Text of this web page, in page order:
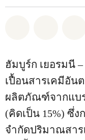
ฮัมบูร์ก เยอรมนี –
เปื้อนสารเคมีอั
ผลิตภัณฑ์จากแบ
(คิดเป็น 15%) ซึ่
จำกัดปริมาณสา